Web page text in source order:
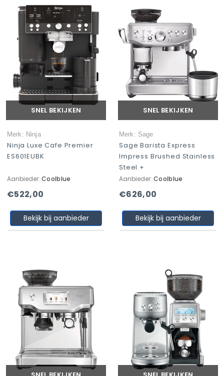
SNEL BEKIJKEN
Merk: Ninja
Ninja Luxe Cafe Premier
ES601EUBK
Aanbieder: Coolblue
€522,00
Bekijk bij aanbieder
SNEL BEKIJKEN
Merk: Sage
Sage Barista Express
Impress Brushed Stainless
Steel +
Aanbieder: Coolblue
€626,00
Bekijk bij aanbieder